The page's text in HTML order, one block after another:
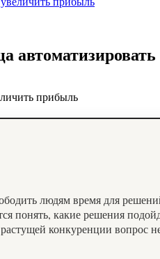
людям время для
понять, какие решения
конкуренции вопрос